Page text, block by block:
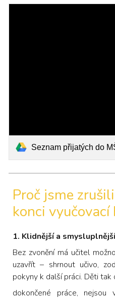
Seznam přijatých do
Proč jsme
konci
1. Klidnější a
Bez zvonění má učitel
uzavřít – shrnout učivo,
pokyny k další práci. Děti
dokončené práce, nejsou